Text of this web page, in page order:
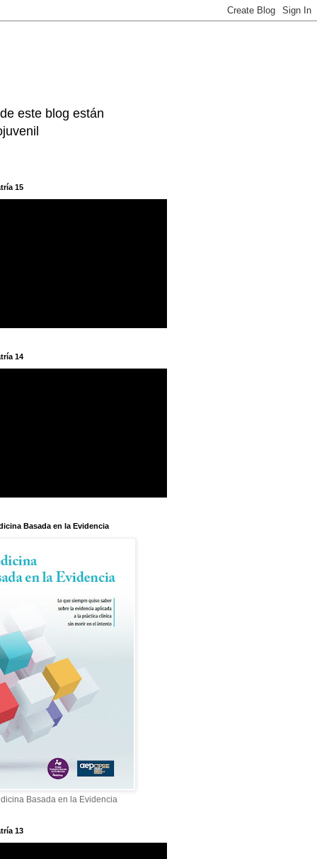
este blog están
15
14
Basada en la Evidencia
Basada en la Evidencia
13